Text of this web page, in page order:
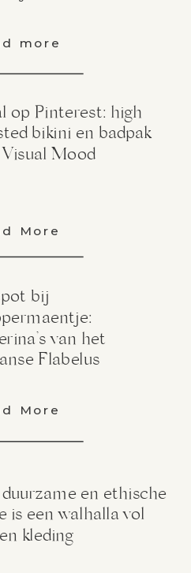
more
More
op Pinterest: high
bikini en badpak
Mood
More
bij
van het
Flabelus
en ethische
is een walhalla vol
kleding